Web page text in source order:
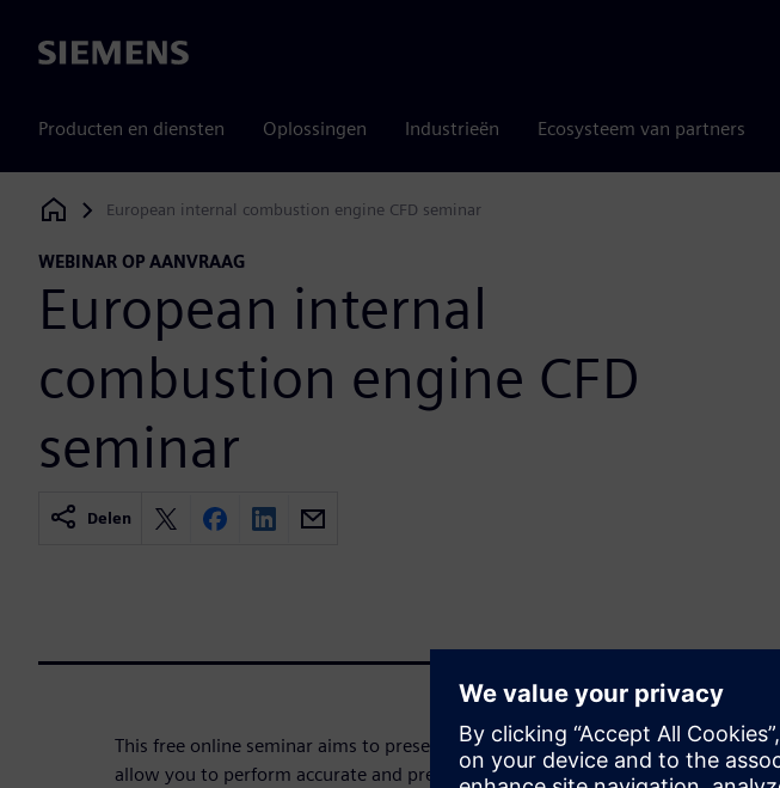
Siemens
Producten en diensten Oplossingen Industrieën Ecosysteem van partners
Siemens Digital Industries Software
European internal combustion engine CFD seminar
WEBINAR OP AANVRAAG
European internal
combustion engine CFD
seminar
Delen
This free online seminar aims to present state-of-the-art CFD methods that
allow you to perform accurate and predictive in-cylinder CFD simulations. Learn